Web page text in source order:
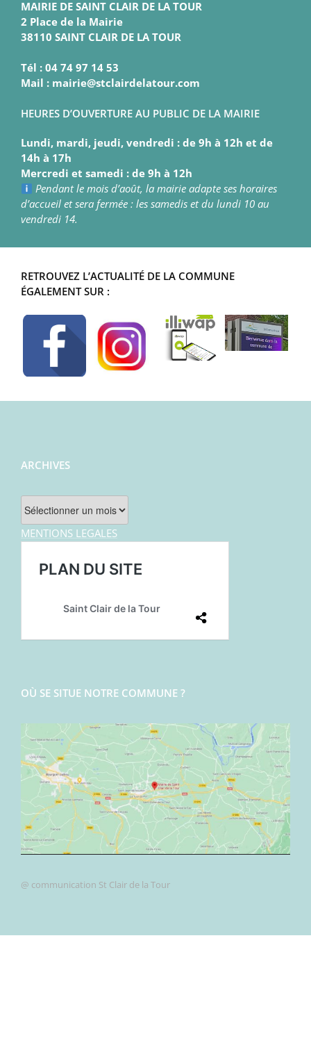
MAIRIE DE SAINT CLAIR DE LA TOUR
2 Place de la Mairie
38110 SAINT CLAIR DE LA TOUR
Tél : 04 74 97 14 53
Mail : mairie@stclairdelatour.com
HEURES D’OUVERTURE AU PUBLIC DE LA MAIRIE
Lundi, mardi, jeudi, vendredi : de 9h à 12h et de
14h à 17h
Mercredi et samedi : de 9h à 12h
Pendant le mois d’août, la mairie adapte ses horaires
d’accueil et sera fermée : les samedis et du lundi 10 au
vendredi 14.
RETROUVEZ L’ACTUALITÉ DE LA COMMUNE
ÉGALEMENT SUR :
ARCHIVES
Archives
MENTIONS LEGALES
OÙ SE SITUE NOTRE COMMUNE ?
@ communication St Clair de la Tour